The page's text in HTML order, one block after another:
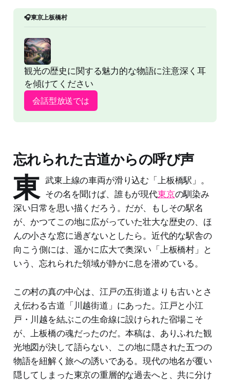
🎧東京上板橋村
観光の歴史に関する魅力的な物語に注意深く耳
を傾けてください
会話型放送では
忘れられた古道からの呼び声
東 武東上線の車両が滑り込む「上板橋駅」。
その名を聞けば、誰もが現代東京の馴染み
深い日常を思い描くだろう。だが、もしその駅名
が、かつてこの地に広がっていた壮大な歴史の、ほ
んの小さな窓に過ぎないとしたら。近代的な駅舎の
向こう側には、遥かに広大で奥深い「上板橋村」と
いう、忘れられた領域が静かに息を潜めている。
この村の真の中心は、江戸の五街道よりも古いとさ
え伝わる古道「川越街道」にあった。江戸と小江
戸・川越を結ぶこの生命線に設けられた宿場こそ
が、上板橋の魂だったのだ。本稿は、ありふれた観
光地図が決して語らない、この地に隠された五つの
物語を紐解く旅への誘いである。現代の地名が覆い
隠してしまった東京の重層的な過去へと、共に分け